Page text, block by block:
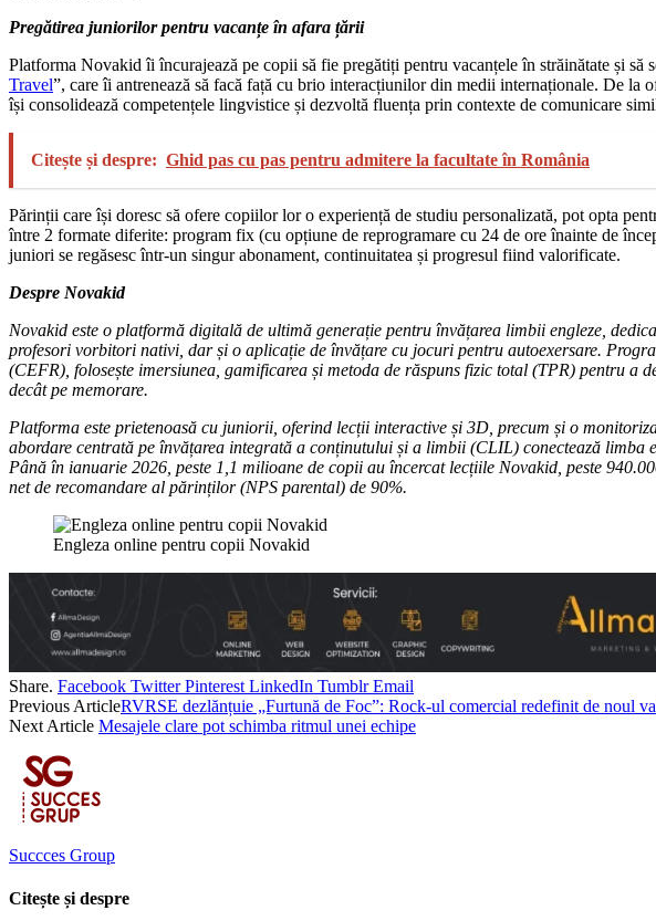
Pregătirea juniorilor pentru vacanțe în afara țării
Platforma Novakid îi încurajează pe copii să fie pregătiți pentru vacanțele în străinătate și
Travel”, care îi antrenează să facă față cu brio interacțiunilor din medii internaționale. De
își consolidează competențele lingvistice și dezvoltă fluența prin contexte de comunicare
Citește și despre: Ghid pas cu pas pentru admitere la facultate în România
Părinții care își doresc să ofere copiilor lor o experiență de studiu personalizată, pot opta
între 2 formate diferite: program fix (cu opțiune de reprogramare cu 24 de ore înainte de
juniori se regăsesc într-un singur abonament, continuitatea și progresul fiind valorificate.
Despre Novakid
Novakid este o platformă digitală de ultimă generație pentru învățarea limbii engleze,
profesori vorbitori nativi, dar și o aplicație de învățare cu jocuri pentru autoexersare.
(CEFR), folosește imersiunea, gamificarea și metoda de răspuns fizic total (TPR) pentru
decât pe memorare.
Platforma este prietenoasă cu juniorii, oferind lecții interactive și 3D, precum și o
abordare centrată pe învățarea integrată a conținutului și a limbii (CLIL) conectează
Până în ianuarie 2026, peste 1,1 milioane de copii au încercat lecțiile Novakid, peste
net de recomandare al părinților (NPS parental) de 90%.
Engleza online pentru copii Novakid
Share. Facebook Twitter Pinterest LinkedIn Tumblr Email
Previous ArticleRVRSE dezlănțuie „Furtună de Foc”: Rock-ul comercial redefinit de noul
Next Article Mesajele clare pot schimba ritmul unei echipe
Succces Group
Citește și despre